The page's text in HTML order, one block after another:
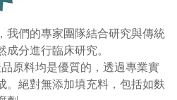
我們的專家團隊結合研究與傳統
分進行臨床研究。
原料均是優質的 ，透過專業實
。絕對無添加填充料，包括如麩